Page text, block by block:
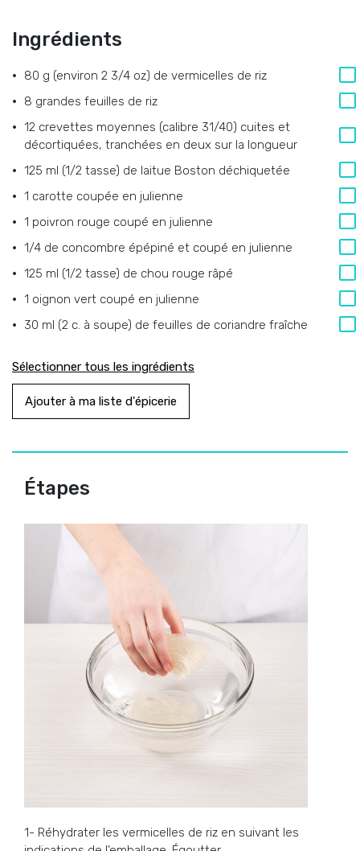
Ingrédients
80 g (environ 2 3/4 oz) de vermicelles de riz
8 grandes feuilles de riz
12 crevettes moyennes (calibre 31/40) cuites et
décortiquées, tranchées en deux sur la longueur
125 ml (1/2 tasse) de laitue Boston déchiquetée
1 carotte coupée en julienne
1 poivron rouge coupé en julienne
1/4 de concombre épépiné et coupé en julienne
125 ml (1/2 tasse) de chou rouge râpé
1 oignon vert coupé en julienne
30 ml (2 c. à soupe) de feuilles de coriandre fraîche
Sélectionner tous les ingrédients
Ajouter à ma liste d'épicerie
Étapes
1- Réhydrater les vermicelles de riz en suivant les